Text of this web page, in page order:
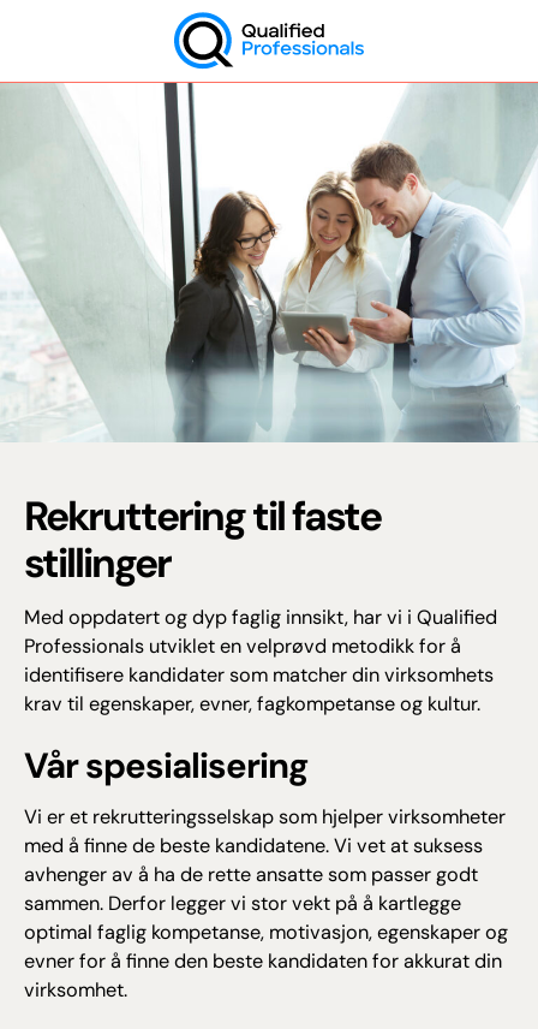
QP
Rekruttering til faste
stillinger
Med oppdatert og dyp faglig innsikt, har vi i Qualified
Professionals utviklet en velprøvd metodikk for å
identifisere kandidater som matcher din virksomhets
krav til egenskaper, evner, fagkompetanse og kultur.
Vår spesialisering
Vi er et rekrutteringsselskap som hjelper virksomheter
med å finne de beste kandidatene. Vi vet at suksess
avhenger av å ha de rette ansatte som passer godt
sammen. Derfor legger vi stor vekt på å kartlegge
optimal faglig kompetanse, motivasjon, egenskaper og
evner for å finne den beste kandidaten for akkurat din
virksomhet.